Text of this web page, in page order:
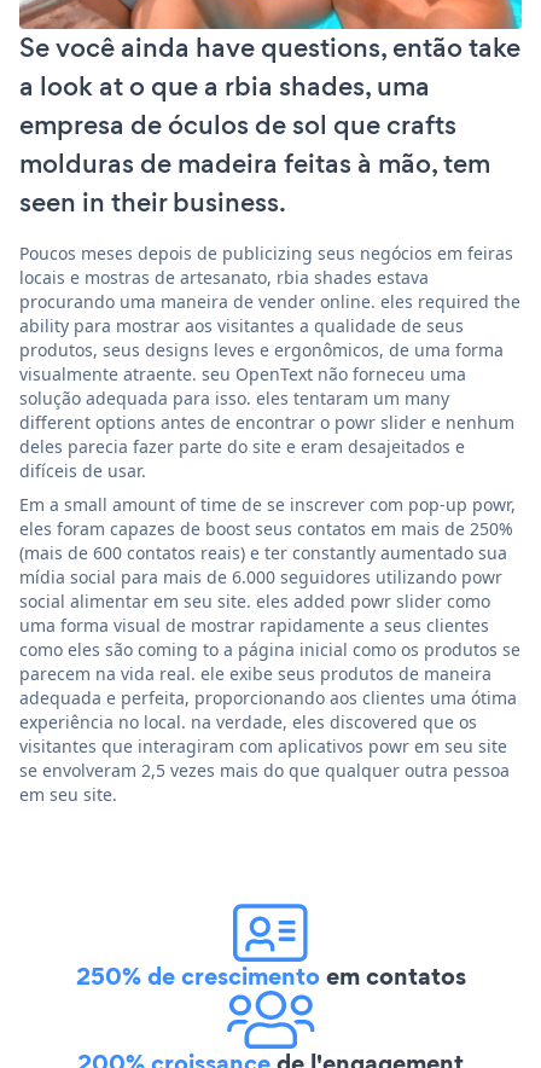
Se você ainda have questions, então take
a look at o que a rbia shades, uma
empresa de óculos de sol que crafts
molduras de madeira feitas à mão, tem
seen in their business.
Poucos meses depois de publicizing seus negócios em feiras
locais e mostras de artesanato, rbia shades estava
procurando uma maneira de vender online. eles required the
ability para mostrar aos visitantes a qualidade de seus
produtos, seus designs leves e ergonômicos, de uma forma
visualmente atraente. seu OpenText não forneceu uma
solução adequada para isso. eles tentaram um many
different options antes de encontrar o powr slider e nenhum
deles parecia fazer parte do site e eram desajeitados e
difíceis de usar.
Em a small amount of time de se inscrever com pop-up powr,
eles foram capazes de boost seus contatos em mais de 250%
(mais de 600 contatos reais) e ter constantly aumentado sua
mídia social para mais de 6.000 seguidores utilizando powr
social alimentar em seu site. eles added powr slider como
uma forma visual de mostrar rapidamente a seus clientes
como eles são coming to a página inicial como os produtos se
parecem na vida real. ele exibe seus produtos de maneira
adequada e perfeita, proporcionando aos clientes uma ótima
experiência no local. na verdade, eles discovered que os
visitantes que interagiram com aplicativos powr em seu site
se envolveram 2,5 vezes mais do que qualquer outra pessoa
em seu site.
250% de crescimentoem contatos